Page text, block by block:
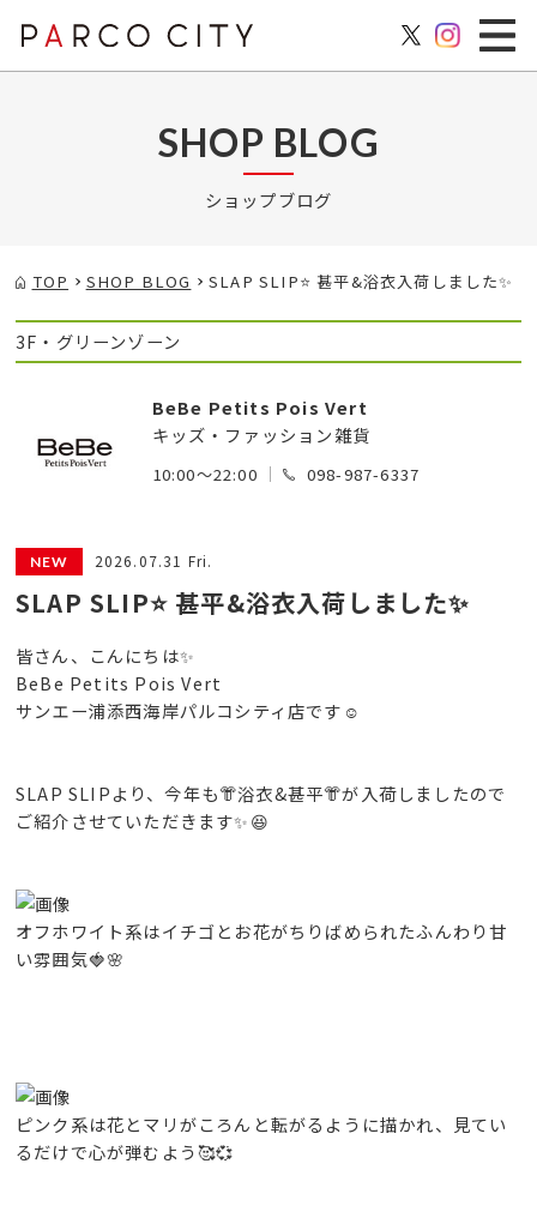
SHOP BLOG
ショップブログ
TOP SHOP BLOG SLAP SLIP⭐️ 甚平&浴衣入荷しました✨
3F・グリーンゾーン
BeBe Petits Pois Vert
キッズ・ファッション雑貨
10:00～22:00 098-987-6337
2026.07.31 Fri.
SLAP SLIP⭐️ 甚平&浴衣入荷しました✨
皆さん、こんにちは✨
BeBe Petits Pois Vert
サンエー浦添西海岸パルコシティ店です☺️
SLAP SLIPより、今年も👘浴衣&甚平👘が入荷しましたので
ご紹介させていただきます✨😆
オフホワイト系はイチゴとお花がちりばめられたふんわり甘
い雰囲気🍓🌸
ピンク系は花とマリがころんと転がるように描かれ、見てい
るだけで心が弾むよう🥰💞